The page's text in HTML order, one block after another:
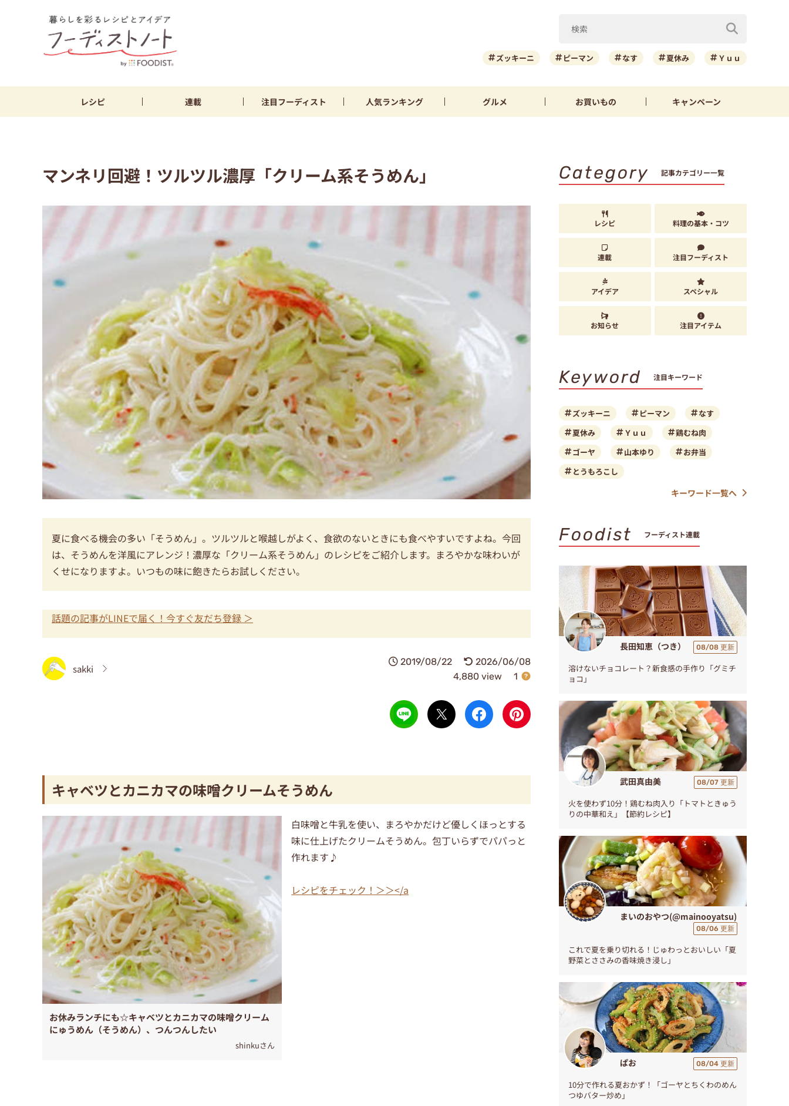
ズッキーニ ピーマン なす 夏休み Ｙｕｕ
レシピ 連載 注目フーディスト 人気ランキング グルメ お買いもの キャンペーン
マンネリ回避！ツルツル濃厚「クリーム系そうめん」
夏に食べる機会の多い「そうめん」。ツルツルと喉越しがよく、食欲のないときにも食べやすいですよね。今回
は、そうめんを洋風にアレンジ！濃厚な「クリーム系そうめん」のレシピをご紹介します。まろやかな味わいが
くせになりますよ。いつもの味に飽きたらお試しください。
話題の記事がLINEで届く！今すぐ友だち登録 ＞
sakki
2019/08/22
2026/06/08
4,880 view
1
キャベツとカニカマの味噌クリームそうめん
お休みランチにも☆キャベツとカニカマの味噌クリーム
にゅうめん（そうめん）、つんつんしたい
shinkuさん
白味噌と牛乳を使い、まろやかだけど優しくほっとする
味に仕上げたクリームそうめん。包丁いらずでパパっと
作れます♪
レシピをチェック！＞＞</a
Category 記事カテゴリー一覧
レシピ 料理の基本・コツ
連載 注目フーディスト
アイデア スペシャル
お知らせ 注目アイテム
Keyword 注目キーワード
ズッキーニ ピーマン
なす
夏休み
Ｙｕｕ
鶏むね肉
ゴーヤ
山本ゆり
お弁当
とうもろこし
キーワード一覧へ
Foodist フーディスト連載
長田知恵（つき） 08/08 更新
溶けないチョコレート？新食感の手作り「グミチ
ョコ」
武田真由美 08/07 更新
火を使わず10分！鶏むね肉入り「トマトときゅう
りの中華和え」【節約レシピ】
まいのおやつ(@mainooyatsu)
08/06 更新
これで夏を乗り切れる！じゅわっとおいしい「夏
野菜とささみの香味焼き浸し」
ぱお 08/04 更新
10分で作れる夏おかず！「ゴーヤとちくわのめん
つゆバター炒め」